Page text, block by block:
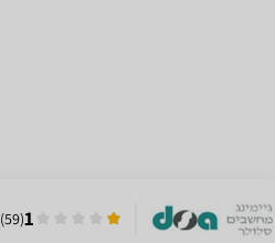
1
(
59
)